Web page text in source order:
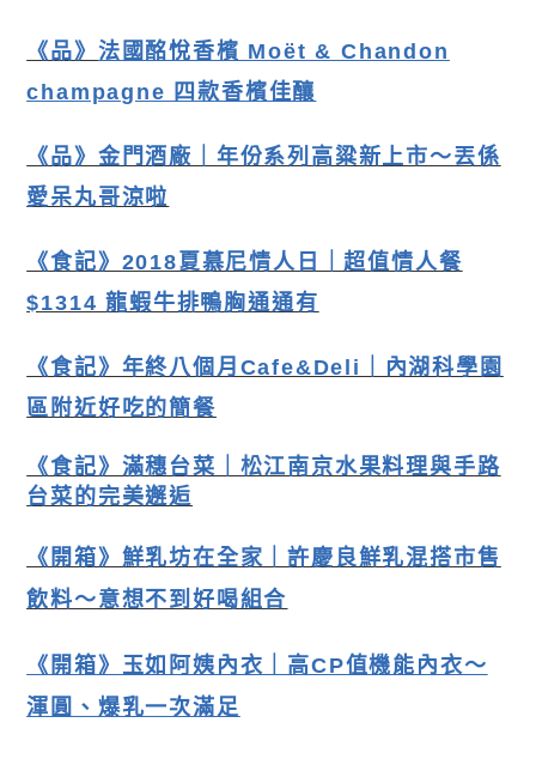
《品》 法國酩悅香檳 Moët & Chandon
champagne 四款香檳佳釀
《品》金門酒廠｜年份系列高粱新上市〜丟係
愛呆丸哥涼啦
《食記》2018夏慕尼情人日｜超值情人餐
$1314 龍蝦牛排鴨胸通通有
《食記》年終八個月Cafe&Deli｜內湖科學園
區附近好吃的簡餐
《食記》滿穗台菜｜松江南京水果料理與手路
台菜的完美邂逅
《開箱》 鮮乳坊在全家｜許慶良鮮乳混搭市售
飲料～意想不到好喝組合
《開箱》玉如阿姨內衣｜高CP值機能內衣〜
渾圓、爆乳一次滿足